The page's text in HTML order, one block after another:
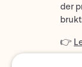
der
👉